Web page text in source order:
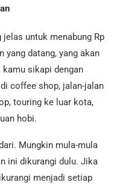
untuk menabung Rp
yang datang, yang akan
kamu sikapi dengan
coffee shop, jalan-jalan
touring ke luar kota,
hobi.
Mungkin mula-mula
ini dikurangi dulu. Jika
menjadi setiap